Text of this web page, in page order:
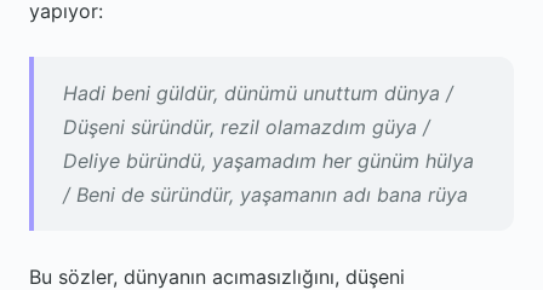
yapıyor:
Hadi beni güldür, dünümü unuttum dünya /
Düşeni süründür, rezil olamazdım güya /
Deliye büründü, yaşamadım her günüm hülya
/ Beni de süründür, yaşamanın adı bana rüya
Bu sözler, dünyanın acımasızlığını, düşeni